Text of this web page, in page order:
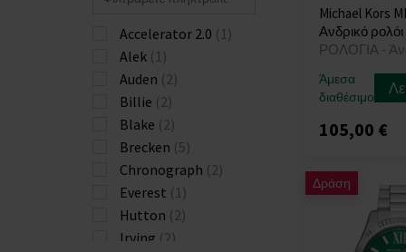
Carneo
(+18)
Casio(+582)
Citizen
Claude Bernard
Daniel Wellington
(+4)
Diesel(+136)
Donoval(+21)
Duxot(+1)
Edox(+11)
Emporio Armani
Accelerator 2.0 (1)
Alek (1)
Auden (2)
Billie (2)
Blake (2)
Brecken (5)
Chronograph (2)
Everest (1)
Hutton (2)
Irving (2)
Michael Kors
Ανδρικό ρολόι
ΡΟΛΟΓΙΑ -
Άμεσα
διαθέσιμο
105,00 €
Δράση